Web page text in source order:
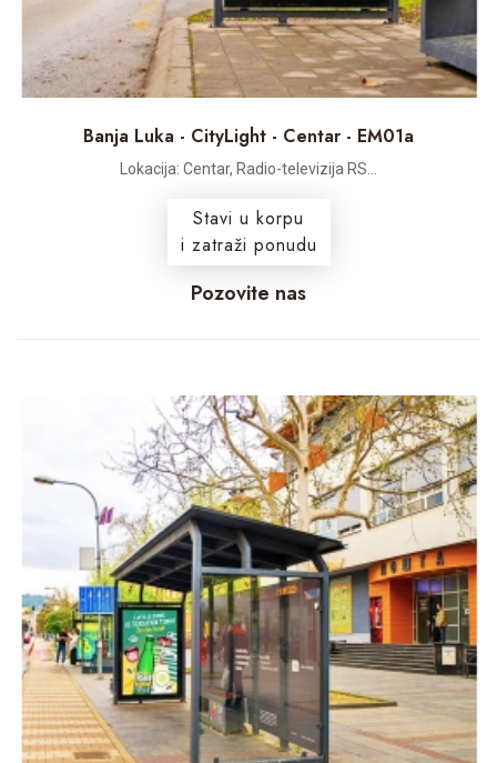
Banja Luka - CityLight - Centar - EM01a
Lokacija: Centar, Radio-televizija RS...
Stavi u korpu
i zatraži ponudu
Pozovite nas